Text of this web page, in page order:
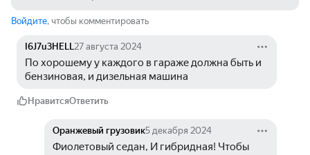
Войдите, чтобы комментировать
I6J7u3HELL27 августа 2024
По хорошему у каждого в гараже должна быть и
бензиновая, и дизельная машина
НравитсяОтветить
Оранжевый грузовик5 декабря 2024
Фиолетовый седан, И гибридная! Чтобы